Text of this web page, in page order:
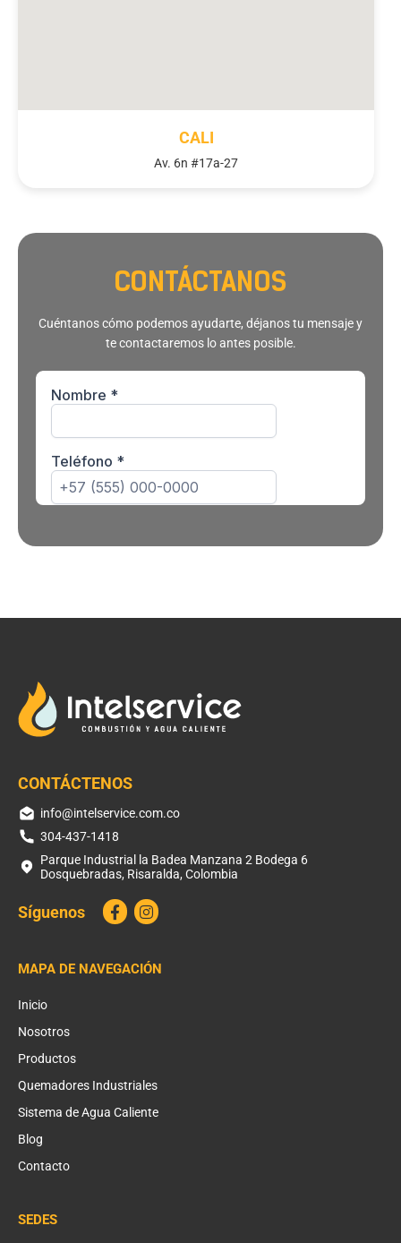
CALI
Av. 6n #17a-27
CONTÁCTANOS
Cuéntanos cómo podemos ayudarte, déjanos tu mensaje y
te contactaremos lo antes posible.
CONTÁCTENOS
info@intelservice.com.co
304-437-1418
Parque Industrial la Badea Manzana 2 Bodega 6
Dosquebradas, Risaralda, Colombia
Síguenos
MAPA DE NAVEGACIÓN
Inicio
Nosotros
Productos
Quemadores Industriales
Sistema de Agua Caliente
Blog
Contacto
SEDES